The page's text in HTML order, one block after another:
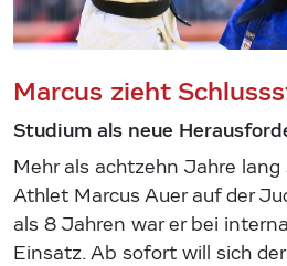
Marcus zieht
Studium als neue
Mehr als achtzehn Jahre
Athlet Marcus Auer auf der
als 8 Jahren war er bei
Einsatz. Ab sofort will sich